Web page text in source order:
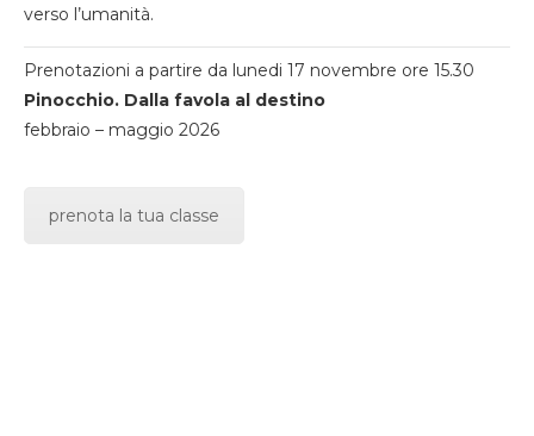
verso l’umanità.
Prenotazioni a partire da lunedi 17 novembre ore 15.30
Pinocchio. Dalla favola al destino
febbraio – maggio 2026
prenota la tua classe